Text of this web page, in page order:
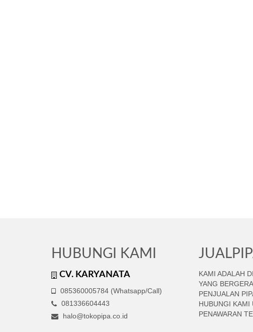
HUBUNGI KAMI
CV. KARYANATA
085360005784 (Whatsapp/Call)
081336604443
halo@tokopipa.co.id
KAMI ADALAH
YANG
PENJUALAN
HUBUNGI KAMI
PENAWARAN